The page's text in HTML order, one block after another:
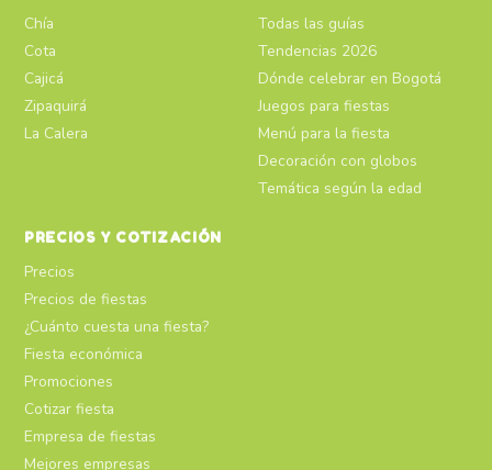
Chía
Cota
Cajicá
Zipaquirá
La Calera
Todas las guías
Tendencias 2026
Dónde celebrar en Bogotá
Juegos para fiestas
Menú para la fiesta
Decoración con globos
Temática según la edad
PRECIOS Y COTIZACIÓN
Precios
Precios de fiestas
¿Cuánto cuesta una fiesta?
Fiesta económica
Promociones
Cotizar fiesta
Empresa de fiestas
Mejores empresas